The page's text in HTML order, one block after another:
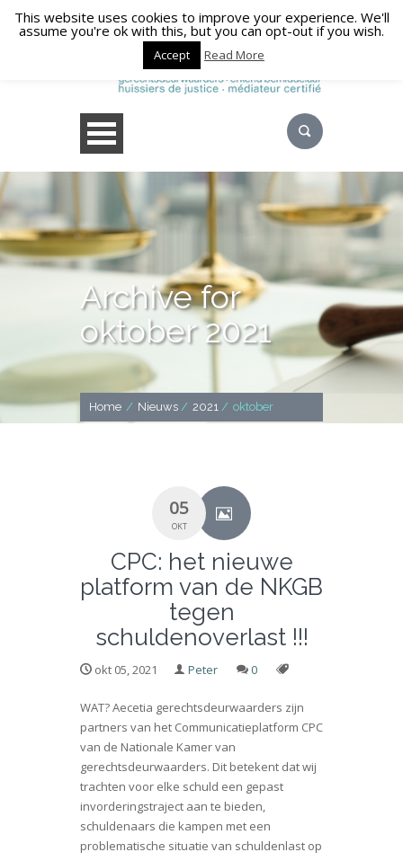
Archive for
oktober 2021
Home / Nieuws / 2021 / oktober
05
OKT
CPC: het nieuwe
platform van de NKGB
tegen
schuldenoverlast !!!
okt 05, 2021 Peter 0
WAT? Aecetia gerechtsdeurwaarders zijn
partners van het Communicatieplatform CPC
van de Nationale Kamer van
gerechtsdeurwaarders. Dit betekent dat wij
trachten voor elke schuld een gepast
invorderingstraject aan te bieden,
schuldenaars die kampen met een
problematische situatie van schuldenlast op
This website uses cookies to improve your experience. We'll
assume you're ok with this, but you can opt-out if you wish.
Accept Read More